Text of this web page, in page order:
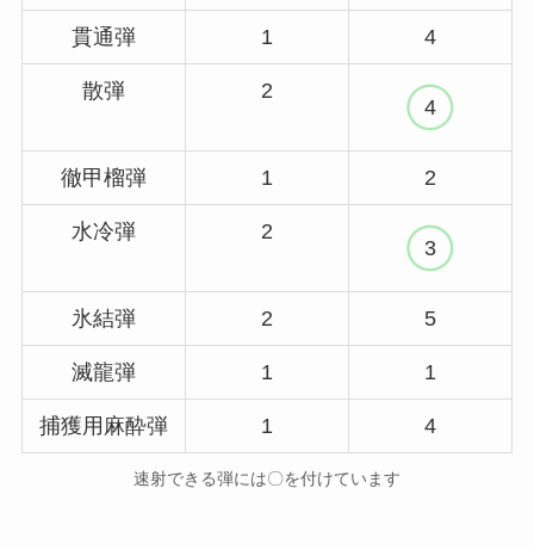
貫通弾 1 4
散弾 2
4
徹甲榴弾 1 2
水冷弾 2
3
氷結弾 2 5
滅龍弾 1 1
捕獲用麻酔弾 1 4
速射できる弾には〇を付けています